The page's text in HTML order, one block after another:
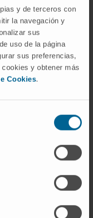
y de terceros con
la navegación y
sus
uso de la página
sus preferencias,
y obtener más
Cookies.
hipotonía
pero
uno es
muscular.
de osmolalidad.
y de sodio.
Hipotónico,